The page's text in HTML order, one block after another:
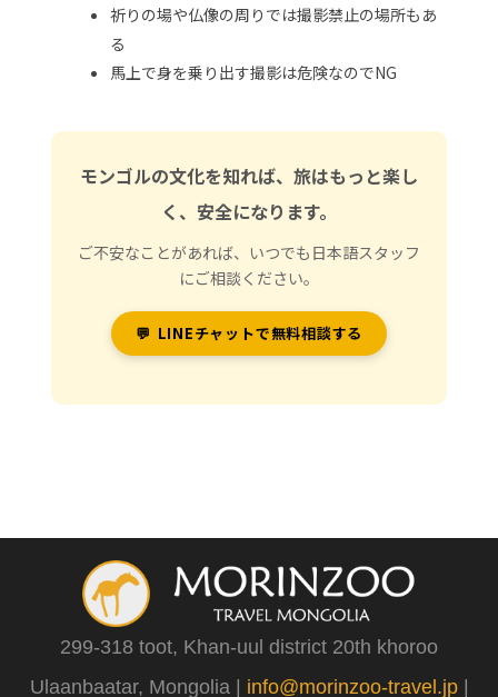
祈りの場や仏像の周りでは撮影禁止の場所もあ
る
馬上で身を乗り出す撮影は危険なのでNG
モンゴルの文化を知れば、旅はもっと楽し
く、安全になります。
ご不安なことがあれば、いつでも日本語スタッフ
にご相談ください。
💬 LINEチャットで無料相談する
299-318 toot, Khan-uul district 20th khoroo
Ulaanbaatar, Mongolia | info@morinzoo-travel.jp|